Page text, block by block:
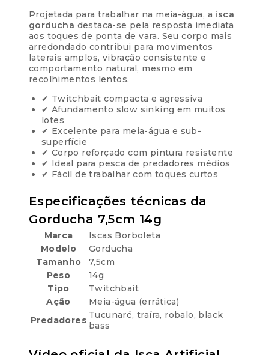
Projetada para trabalhar na meia-água, a isca
gorducha destaca-se pela resposta imediata
aos toques de ponta de vara. Seu corpo mais
arredondado contribui para movimentos
laterais amplos, vibração consistente e
comportamento natural, mesmo em
recolhimentos lentos.
✔ Twitchbait compacta e agressiva
✔ Afundamento slow sinking em muitos
lotes
✔ Excelente para meia-água e sub-
superfície
✔ Corpo reforçado com pintura resistente
✔ Ideal para pesca de predadores médios
✔ Fácil de trabalhar com toques curtos
Especificações técnicas da
Gorducha 7,5cm 14g
Marca
Iscas Borboleta
Modelo
Gorducha
Tamanho
7,5cm
Peso
14g
Tipo
Twitchbait
Ação
Meia-água (errática)
Predadores Tucunaré, traíra, robalo, black
bass